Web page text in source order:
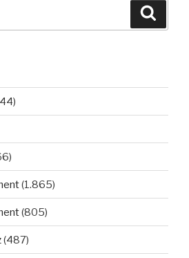
(1.865)
(805)
(487)